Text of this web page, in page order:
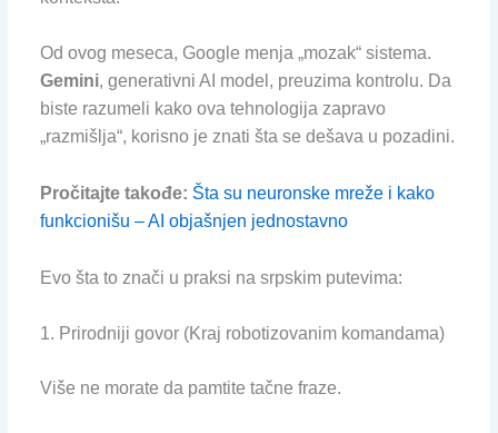
Od ovog meseca, Google menja „mozak“ sistema.
Gemini, generativni AI model, preuzima kontrolu. Da
biste razumeli kako ova tehnologija zapravo
„razmišlja“, korisno je znati šta se dešava u pozadini.
Pročitajte takođe: Šta su neuronske mreže i kako
funkcionišu – AI objašnjen jednostavno
Evo šta to znači u praksi na srpskim putevima:
1. Prirodniji govor (Kraj robotizovanim komandama)
Više ne morate da pamtite tačne fraze.